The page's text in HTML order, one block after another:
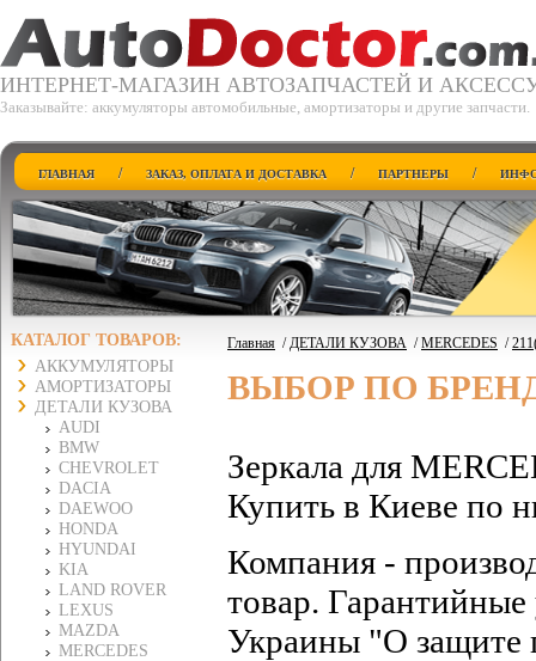
ИНТЕРНЕТ-МАГАЗИН АВТОЗАПЧАСТЕЙ И
Заказывайте: аккумуляторы автомобильные, амортизаторы и другие запчасти.
ГЛАВНАЯ / ЗАКАЗ, ОПЛАТА И ДОСТАВКА / ПАРТНЕРЫ /
КАТАЛОГ ТОВАРОВ:
АККУМУЛЯТОРЫ
АМОРТИЗАТОРЫ
ДЕТАЛИ КУЗОВА
AUDI
BMW
CHEVROLET
DACIA
DAEWOO
HONDA
HYUNDAI
KIA
LAND ROVER
LEXUS
MAZDA
MERCEDES
Главная /ДЕТАЛИ КУЗОВА /MERCEDES /
ВЫБОР ПО
Зеркала для
Купить в Киеве по
Компания -
товар. Гарантийные
Украины "О защите